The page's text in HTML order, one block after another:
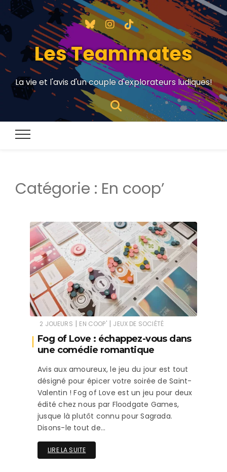
Les Teammates
La vie et l'avis d'un couple d'explorateurs ludiques!
Catégorie : En coop’
2 JOUEURS | EN COOP' | JEUX DE SOCIÉTÉ
Fog of Love : échappez-vous dans
une comédie romantique
Avis aux amoureux, le jeu du jour est tout
désigné pour épicer votre soirée de Saint-
Valentin ! Fog of Love est un jeu pour deux
édité chez nous par Floodgate Games,
jusque là plutôt connu pour Sagrada.
Disons-le tout de…
LIRE LA SUITE